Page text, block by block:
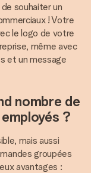
souhaiter un
! Votre
le logo de votre
même avec
et un message
nombre de
?
mais aussi
groupées
avantages :